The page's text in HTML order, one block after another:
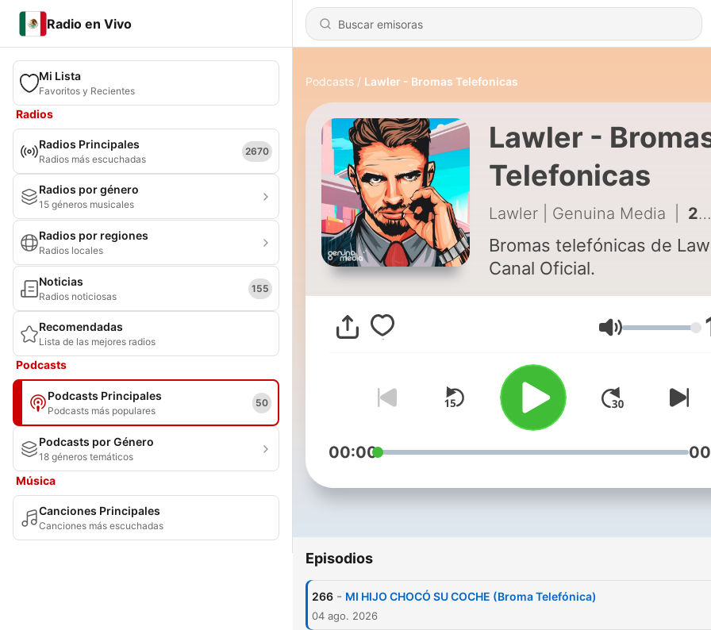
Radio en Vivo
Mi Lista
Favoritos y Recientes
Radios
Radios Principales
Radios más escuchadas
2670
Radios por género
15 géneros musicales
Radios por regiones
Radios locales
Noticias
Radios noticiosas
155
Recomendadas
Lista de las mejores radios
Podcasts
Podcasts Principales
Podcasts más populares
50
Podcasts por Género
18 géneros temáticos
Música
Canciones Principales
Canciones más escuchadas
Podcasts Lawler - Bromas Telefonicas
Lawler -
Telefonicas
Lawler | Genuina Media 266 - MI HIJO CHOCÓ SU COCHE (Broma Telefónica)
Bromas telefónicas de
Canal Oficial.
Volumen
00:00
Episodios
266 - MI HIJO CHOCÓ SU COCHE (Broma Telefónica)
04 ago. 2026